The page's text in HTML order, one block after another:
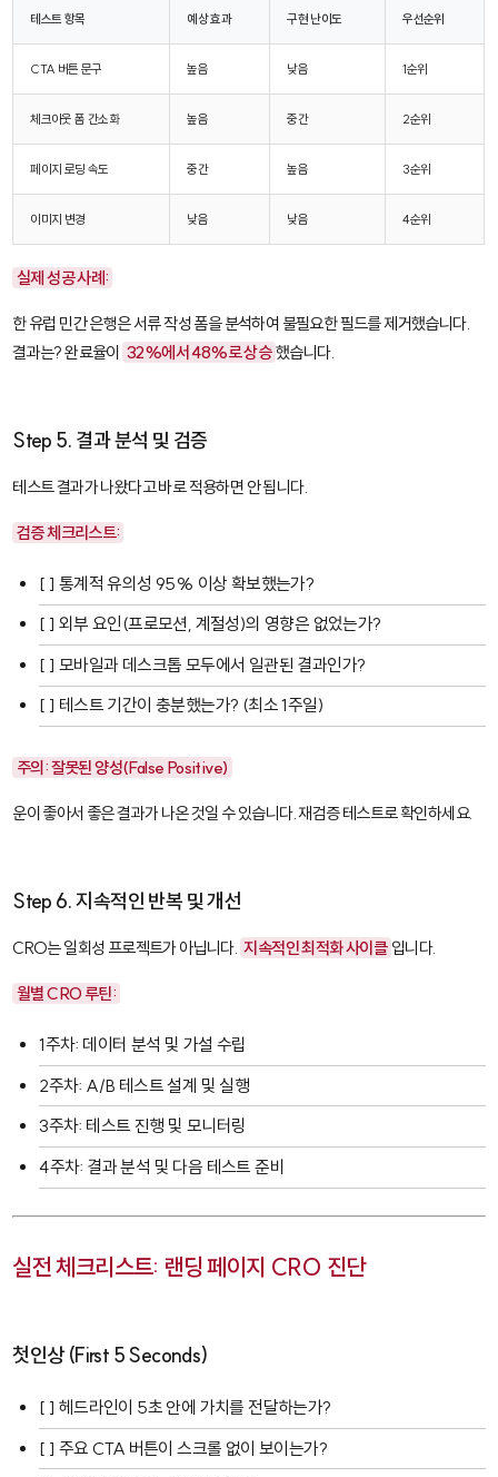
테스트 항목 예상 효과 구현 난이도 우선순위
CTA 버튼 문구 높음 낮음 1순위
체크아웃 폼 간소화 높음 중간 2순위
페이지 로딩 속도 중간 높음 3순위
이미지 변경 낮음 낮음 4순위
실제 성공 사례:
한 유럽 민간 은행은 서류 작성 폼을 분석하여 불필요한 필드를 제거했습니다.
결과는? 완료율이 32%에서 48%로 상승 했습니다.
Step 5. 결과 분석 및 검증
테스트 결과가 나왔다고 바로 적용하면 안 됩니다.
검증 체크리스트:
[ ] 통계적 유의성 95% 이상 확보했는가?
[ ] 외부 요인(프로모션, 계절성)의 영향은 없었는가?
[ ] 모바일과 데스크톱 모두에서 일관된 결과인가?
[ ] 테스트 기간이 충분했는가? (최소 1주일)
주의: 잘못된 양성(False Positive)
운이 좋아서 좋은 결과가 나온 것일 수 있습니다. 재검증 테스트로 확인하세요.
Step 6. 지속적인 반복 및 개선
CRO는 일회성 프로젝트가 아닙니다. 지속적인 최적화 사이클 입니다.
월별 CRO 루틴:
1주차: 데이터 분석 및 가설 수립
2주차: A/B 테스트 설계 및 실행
3주차: 테스트 진행 및 모니터링
4주차: 결과 분석 및 다음 테스트 준비
실전 체크리스트: 랜딩 페이지 CRO 진단
첫인상 (First 5 Seconds)
[ ] 헤드라인이 5초 안에 가치를 전달하는가?
[ ] 주요 CTA 버튼이 스크롤 없이 보이는가?